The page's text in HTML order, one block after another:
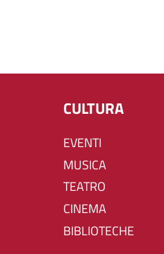
CULTURA
EVENTI
MUSICA
TEATRO
CINEMA
BIBLIOTECHE